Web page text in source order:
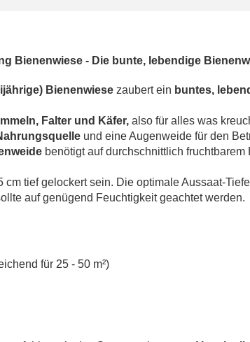
Bienenwiese - Die bunte, lebendige
Bienenwiese zaubert ein buntes,
Falter und Käfer, also für alles was
und eine Augenweide für den
benötigt auf durchschnittlich
cm tief gelockert sein. Die optimale Aussaat-
auf genügend Feuchtigkeit geachtet werden.
für 25 - 50 m²)